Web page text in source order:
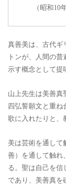
（昭和
真善美は、古代ギ
トンが、人間の
示す概念として提
山上先生は美善真
四弘誓願文と重ね
歌に入れたりと、
美は芸術を通して
善）を通して触れ
る。聖は自己を信
であり、美善真を